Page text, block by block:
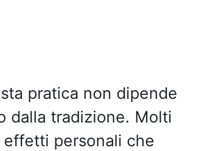
pratica non dipende
dalla tradizione. Molti
personali che